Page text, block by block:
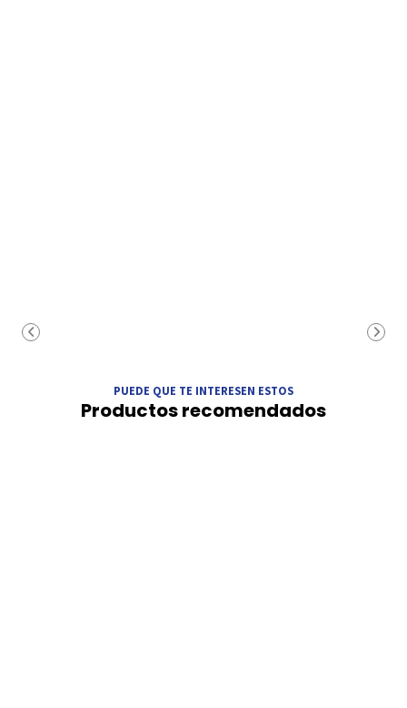
PUEDE QUE TE INTERESEN ESTOS
Productos recomendados